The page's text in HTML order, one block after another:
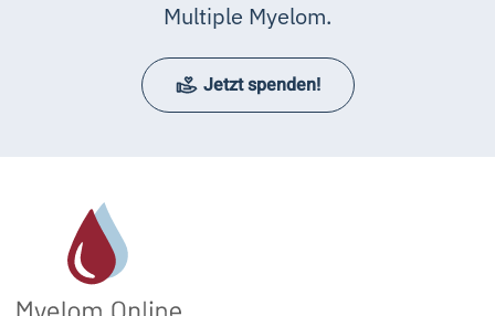
Multiple Myelom.
Jetzt spenden!